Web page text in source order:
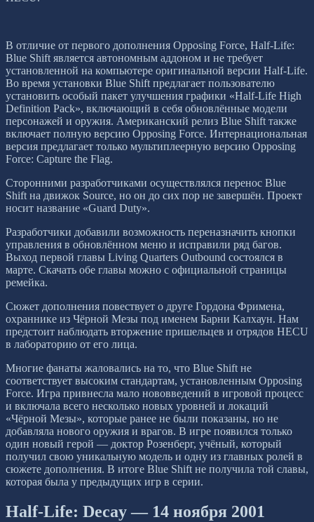
В отличие от первого дополнения Opposing Force, Half-Life:
Blue Shift является автономным аддоном и не требует
установленной на компьютере оригинальной версии Half-Life.
Во время установки Blue Shift предлагает пользователю
установить особый пакет улучшения графики «Half-Life High
Definition Pack», включающий в себя обновлённые модели
персонажей и оружия. Американский релиз Blue Shift также
включает полную версию Opposing Force. Интернациональная
версия предлагает только мультиплеерную версию Opposing
Force: Capture the Flag.
Сторонними разработчиками осуществлялся перенос Blue
Shift на движок Source, но он до сих пор не завершён. Проект
носит название «Guard Duty».
Разработчики добавили возможность переназначить кнопки
управления в обновлённом меню и исправили ряд багов.
Выход первой главы Living Quarters Outbound состоялся в
марте. Скачать обе главы можно с официальной страницы
ремейка.
Сюжет дополнения повествует о друге Гордона Фримена,
охраннике из Чёрной Мезы под именем Барни Калхаун. Нам
предстоит наблюдать вторжение пришельцев и отрядов HECU
в лабораторию от его лица.
Многие фанаты жаловались на то, что Blue Shift не
соответствует высоким стандартам, установленным Opposing
Force. Игра привнесла мало нововведений в игровой процесс
и включала всего несколько новых уровней и локаций
«Чёрной Мезы», которые ранее не были показаны, но не
добавляла нового оружия и врагов. В игре появился только
один новый герой — доктор Розенберг, учёный, который
получил свою уникальную модель и одну из главных ролей в
сюжете дополнения. В итоге Blue Shift не получила той славы,
которая была у предыдущих игр в серии.
Half-Life: Decay — 14 ноября 2001